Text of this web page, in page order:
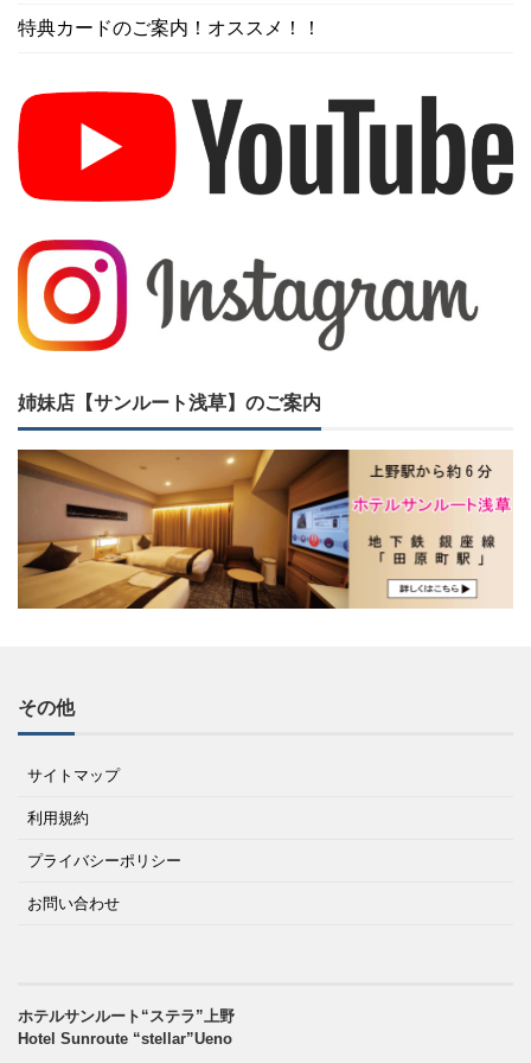
特典カードのご案内！オススメ！！
姉妹店【サンルート浅草】のご案内
その他
サイトマップ
利用規約
プライバシーポリシー
お問い合わせ
ホテルサンルート“ステラ”上野
Hotel Sunroute “stellar”Ueno